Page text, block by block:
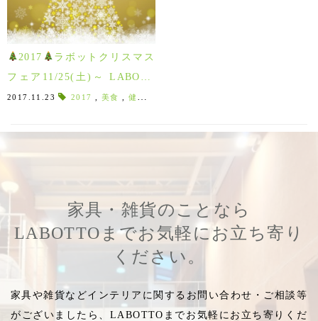
2017
ラボットクリスマス
フェア11/25(土)～ LABOTT
OからのXmasプレゼント♪
2017.11.23 2017 美食 健康
家具・雑貨のことなら
LABOTTOまでお気軽にお立ち寄り
ください。
家具や雑貨などインテリアに関するお問い合わせ・ご相談等
がございましたら、LABOTTOまでお気軽にお立ち寄りくだ